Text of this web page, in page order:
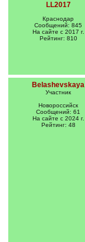
LL2017
Краснодар
Сообщений: 845
На сайте с 2017 г.
Рейтинг: 810
Belashevskaya
Участник
Новороссийск
Сообщений: 61
На сайте с 2024 г.
Рейтинг: 48